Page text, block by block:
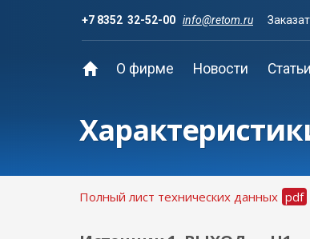
+7 8352 32-52-00 info@retom.ru
О фирме Новости Статьи
Полный лист технических данных